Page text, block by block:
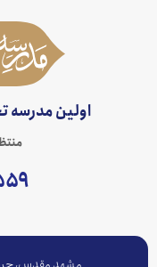
اولین مدرسه
منتظر